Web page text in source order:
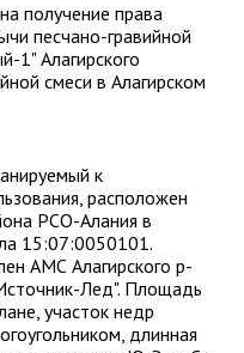
получение права
песчано-гравийной
1" Алагирского
смеси в Алагирском
к
расположен
РСО-Алания в
15:07:0050101.
АМС Алагирского р-
Лед". Площадь
участок недр
длинная